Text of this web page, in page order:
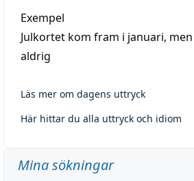
Exempel
Julkortet kom fram i januari,
aldrig
Läs mer om dagens uttryck
Här hittar du alla uttryck och idiom
Mina sökningar